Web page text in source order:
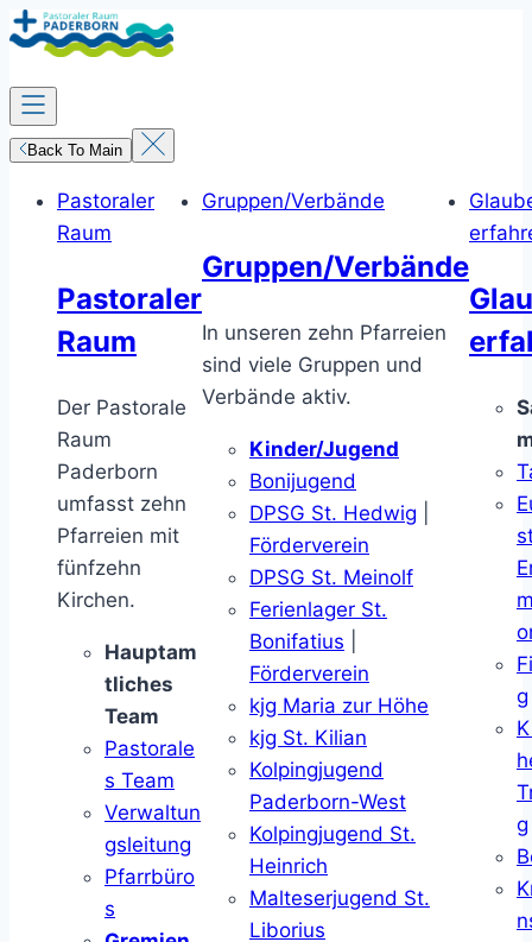
Zum
Inhalt
springen
Back To Main
Pastoraler
Raum
Pastoraler
Raum
Der Pastorale
Raum
Paderborn
umfasst zehn
Pfarreien mit
fünfzehn
Kirchen.
Hauptam
tliches
Team
Pastorale
s Team
Verwaltun
gsleitung
Pfarrbüro
s
Gruppen/Verbände
Gruppen/Verbände
In unseren zehn Pfarreien
sind viele Gruppen und
Verbände aktiv.
Kinder/Jugend
Bonijugend
DPSG St. Hedwig
Förderverein
DPSG St. Meinolf
Ferienlager St.
Bonifatius
Förderverein
kjg Maria zur Höhe
kjg St. Kilian
Kolpingjugend
Paderborn-West
Kolpingjugend St.
Heinrich
Malteserjugend St.
Liborius
g
g